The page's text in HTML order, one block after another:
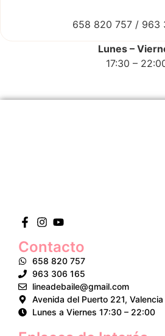
658 820 757 / 963
Lunes –
17:30 –
Contacto
658 820 757
963 306 165
lineadebaile@gmail.com
Avenida del Puerto 221, Valencia
Lunes a Viernes 17:30 – 22:00